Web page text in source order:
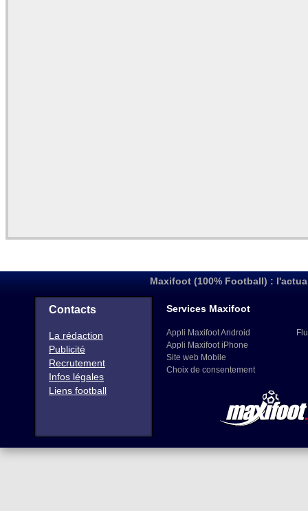
Maxifoot (100% Football) :
Contacts
La rédaction
Publicité
Recrutement
Infos légales
Liens football
Services Maxifoot
Appli Maxifoot Android
Appli Maxifoot iPhone
Site web Mobile
Choix de consentement